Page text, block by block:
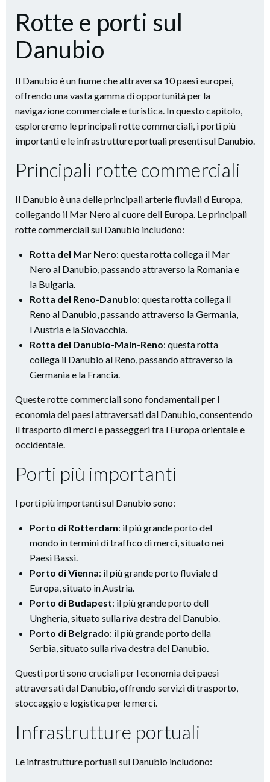
Rotte e porti sul
Danubio
Il Danubio è un fiume che attraversa 10 paesi europei,
offrendo una vasta gamma di opportunità per la
navigazione commerciale e turistica. In questo capitolo,
esploreremo le principali rotte commerciali, i porti più
importanti e le infrastrutture portuali presenti sul Danubio.
Principali rotte commerciali
Il Danubio è una delle principali arterie fluviali d Europa,
collegando il Mar Nero al cuore dell Europa. Le principali
rotte commerciali sul Danubio includono:
Rotta del Mar Nero: questa rotta collega il Mar
Nero al Danubio, passando attraverso la Romania e
la Bulgaria.
Rotta del Reno-Danubio: questa rotta collega il
Reno al Danubio, passando attraverso la Germania,
l Austria e la Slovacchia.
Rotta del Danubio-Main-Reno: questa rotta
collega il Danubio al Reno, passando attraverso la
Germania e la Francia.
Queste rotte commerciali sono fondamentali per l
economia dei paesi attraversati dal Danubio, consentendo
il trasporto di merci e passeggeri tra l Europa orientale e
occidentale.
Porti più importanti
I porti più importanti sul Danubio sono:
Porto di Rotterdam: il più grande porto del
mondo in termini di traffico di merci, situato nei
Paesi Bassi.
Porto di Vienna: il più grande porto fluviale d
Europa, situato in Austria.
Porto di Budapest: il più grande porto dell
Ungheria, situato sulla riva destra del Danubio.
Porto di Belgrado: il più grande porto della
Serbia, situato sulla riva destra del Danubio.
Questi porti sono cruciali per l economia dei paesi
attraversati dal Danubio, offrendo servizi di trasporto,
stoccaggio e logistica per le merci.
Infrastrutture portuali
Le infrastrutture portuali sul Danubio includono: